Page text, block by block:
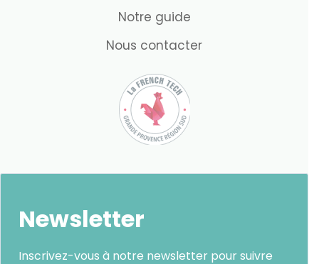
Notre guide
Nous contacter
Newsletter
Inscrivez-vous à notre newsletter pour suivre